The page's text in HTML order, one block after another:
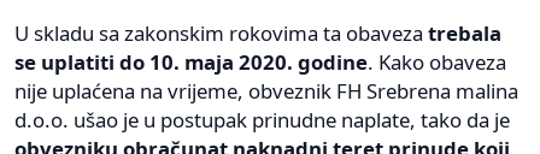
U skladu sa zakonskim rokovima ta obaveza trebala
se uplatiti do 10. maja 2020. godine. Kako obaveza
nije uplaćena na vrijeme, obveznik FH Srebrena malina
d.o.o. ušao je u postupak prinudne naplate, tako da je
obvezniku obračunat naknadni teret prinude koji